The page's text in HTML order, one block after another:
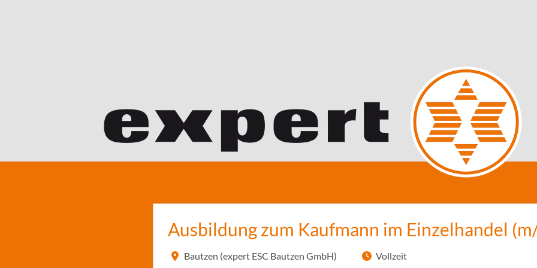
Ausbildung zum Kaufmann im Einzelhandel
Bautzen (expert ESC Bautzen GmbH)
Vollzeit